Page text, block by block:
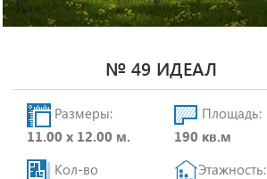
№ 49 ИДЕАЛ
Размеры:
11.00 х 12.00 м.
Кол-во
Площадь:
190 кв.м
Этажность: